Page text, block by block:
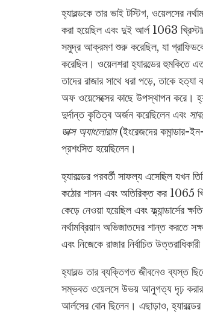
হ্যারল্ডকে তার ভাই টস্টিগ, ওয়েলসের
করা হয়েছিল এবং দুই আর্ল 1063
সমুদ্র আক্রমণ শুরু করেছিল, যা গ্রাফিডকে
করেছিল। ওয়েলশরা হ্যারল্ডের হুমকিতে
তাদের রাজার সাথে ধরা পড়ে, তাকে হত্যা
অফ ওয়েসেক্সের কাছে উপস্থাপন করে।
দুর্দান্ত কৃতিত্ব অর্জন করেছিলেন এবং
ডাক্স অ্যাংলোরাম(ইংরেজদের কমান্ডার-
প্রশংসিত হয়েছিলেন।
হ্যারল্ডের পরবর্তী সাফল্য এসেছিল যখন
কঠোর শাসন এবং অতিরিক্ত কর 1065
কেড়ে নেওয়া হয়েছিল এবং ফ্ল্যান্ডার্সের
নর্থামব্রিয়ান অভিজাতদের শান্ত করতে
এবং নিজেকে রাজার নির্বাচিত
হ্যারল্ড তার ব্যক্তিগত জীবনেও ব্যস্ত
সম্ভবত ওয়েলসে উভয় আনুগত্য দৃঢ় করার
আর্লসের বোন ছিলেন। এছাড়াও, হ্যারল্ডের